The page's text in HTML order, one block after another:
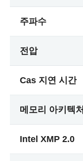
주파수
전압
Cas 지연 시간
메모리 아키텍처
Intel XMP 2.0